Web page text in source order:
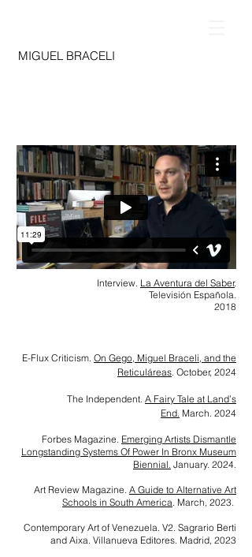
MIGUEL BRACELI
Interview. La Aventura del Saber.
Televisión Española.
2018
E-Flux Criticism. On Gego, Miguel Braceli, and the
Reticuláreas. October, 2024
The Independent. A Fairy Tale at Land’s
End. March. 2024
Forbes Magazine. Emerging Artists Dismantle
Longstanding Systems Of Power In Bronx Museum
Biennial. January. 2024.
Art Review Magazine. A Guide to Alternative Art
Schools in South America. March, 2023.
Contemporary Art of Venezuela. V2. Sagrario Berti
and Aixa. Villanueva Editores. Madrid, 2023